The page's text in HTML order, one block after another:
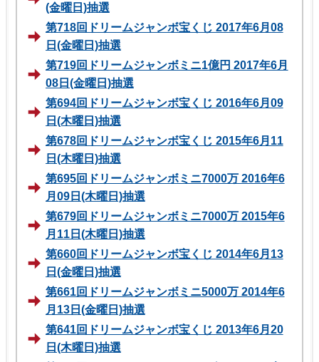
(金曜日)抽選
第718回ドリームジャンボ宝くじ 2017年6月08
日(金曜日)抽選
第719回ドリームジャンボミニ1億円 2017年6月
08日(金曜日)抽選
第694回ドリームジャンボ宝くじ 2016年6月09
日(木曜日)抽選
第678回ドリームジャンボ宝くじ 2015年6月11
日(木曜日)抽選
第695回ドリームジャンボミニ7000万 2016年6
月09日(木曜日)抽選
第679回ドリームジャンボミニ7000万 2015年6
月11日(木曜日)抽選
第660回ドリームジャンボ宝くじ 2014年6月13
日(金曜日)抽選
第661回ドリームジャンボミニ5000万 2014年6
月13日(金曜日)抽選
第641回ドリームジャンボ宝くじ 2013年6月20
日(木曜日)抽選